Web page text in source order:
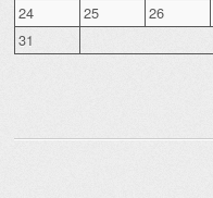
24
25 26
31